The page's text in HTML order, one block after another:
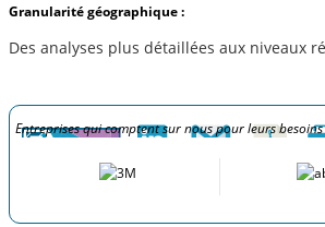
Granularité géographique :
Des analyses plus détaillées aux niveaux
Entreprises qui comptent sur nous pour leurs